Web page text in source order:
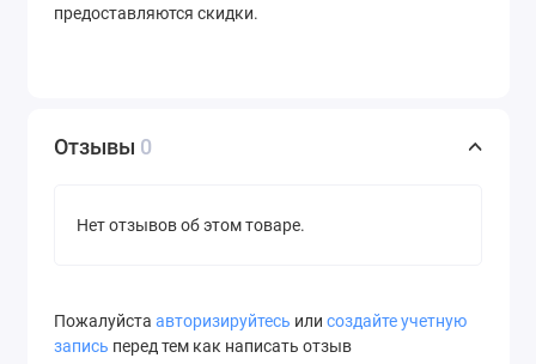
предоставляются скидки.
Отзывы 0
Нет отзывов об этом товаре.
Пожалуйста авторизируйтесь или создайте учетную
запись перед тем как написать отзыв